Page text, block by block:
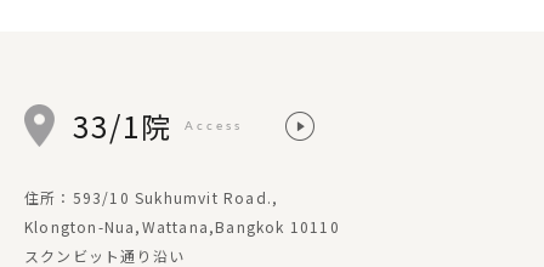
33/1院 Access
住所：593/10 Sukhumvit Road.,
Klongton-Nua,Wattana,Bangkok 10110
スクンビット通り沿い